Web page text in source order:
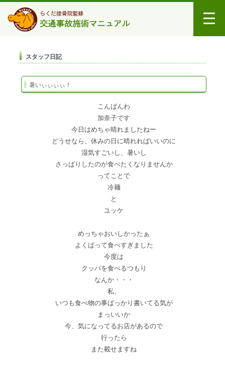
スタッフ日記
暑いぃぃぃぃ！
こんばんわ
加奈子です
今日はめちゃ晴れましたねー
どうせなら、休みの日に晴れればいいのに
湿気すごいし、暑いし
さっぱりしたのが食べたくなりませんか
ってことで
冷麺
と
ユッケ
めっちゃおいしかったぁ
よくばって食べすぎました
今度は
クッパを食べるつもり
なんか・・・
私、
いつも食べ物の事ばっかり書いてる気が
まっ いいか
今、気になってるお店があるので
行ったら
また載せますね